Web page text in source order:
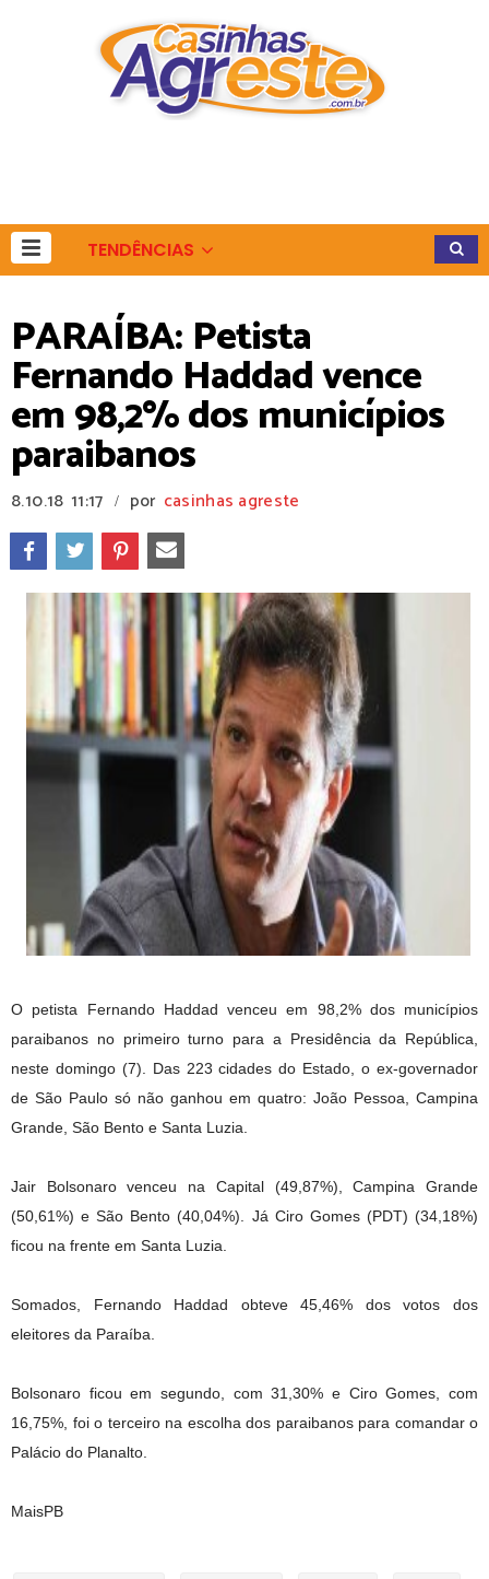
TENDÊNCIAS
PARAÍBA: Petista
Fernando Haddad vence
em 98,2% dos municípios
paraibanos
8.10.18 11:17 / por casinhas agreste
O petista Fernando Haddad venceu em 98,2% dos municípios
paraibanos no primeiro turno para a Presidência da República,
neste domingo (7). Das 223 cidades do Estado, o ex-governador
de São Paulo só não ganhou em quatro: João Pessoa, Campina
Grande, São Bento e Santa Luzia.
Jair Bolsonaro venceu na Capital (49,87%), Campina Grande
(50,61%) e São Bento (40,04%). Já Ciro Gomes (PDT) (34,18%)
ficou na frente em Santa Luzia.
Somados, Fernando Haddad obteve 45,46% dos votos dos
eleitores da Paraíba.
Bolsonaro ficou em segundo, com 31,30% e Ciro Gomes, com
16,75%, foi o terceiro na escolha dos paraibanos para comandar o
Palácio do Planalto.
MaisPB